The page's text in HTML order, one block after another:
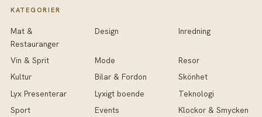
KATEGORIER
Mat &
Restauranger
Design Inredning
Vin & Sprit Mode
Resor
Kultur
Bilar & Fordon
Skönhet
Lyx Presenterar
Lyxigt boende
Teknologi
Sport
Events
Klockor & Smycken